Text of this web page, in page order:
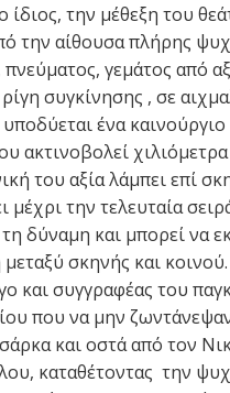
ίδιος, την μέθεξη του
την αίθουσα πλήρης
γεμάτος από
συγκίνησης , σε
ένα καινούργιο
ακτινοβολεί
του αξία λάμπει επί
μέχρι την τελευταία
τη δύναμη και μπορεί να
σκηνής και
και συγγραφέας του
που να μην
και οστά από τον
καταθέτοντας την